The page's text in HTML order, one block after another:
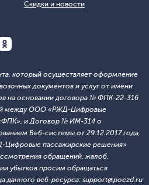
Скидки и новости
который осуществляет оформление
документов и услуг от имени
на основании договора № ФПК-22-316
между ООО «РЖД-Цифровые
и Договор № ИМ-314 о
Веб-системы от 29.12.2017 года,
пассажирские решения»
обращений, жалоб,
убытков просим обращаться
данного веб-ресурса: support@poezd.ru